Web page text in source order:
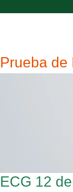
Prueba de
ECG 12